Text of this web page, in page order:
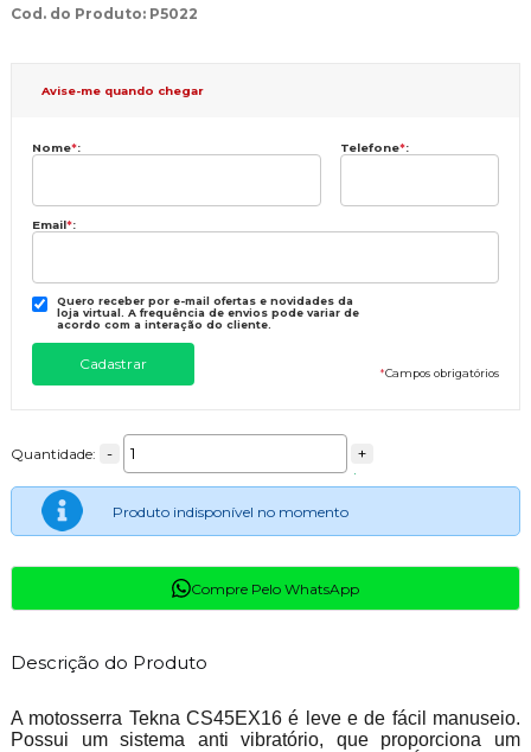
Cod. do Produto: P5022
Avise-me quando chegar
Nome*: Telefone*:
Email*:
Quero receber por e-mail ofertas e novidades da
loja virtual. A frequência de envios pode variar de
acordo com a interação do cliente.
*Campos obrigatórios
Quantidade: - +
Produto indisponível no momento
Compre Pelo WhatsApp
Descrição do Produto
A motosserra Tekna CS45EX16 é leve e de fácil manuseio.
Possui um sistema anti vibratório, que proporciona um